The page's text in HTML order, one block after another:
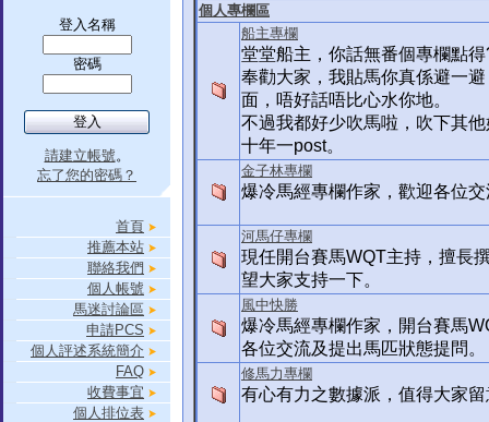
登入名稱
密碼
請建立帳號。
忘了您的密碼？
首頁
推薦本站
聯絡我們
個人帳號
馬迷討論區
申請PCS
個人評述系統簡介
FAQ
收費事宜
個人排位表
個人專欄區
船主專欄
堂堂船主，你話無番個專欄點得
奉勸大家，我貼馬你真係避一
面，唔好話唔比心水你地。
不過我都好少吹馬啦，吹下其
十年一post。
金子林專欄
爆冷馬經專欄作家，歡迎各位
河馬仔專欄
現任開台賽馬WQT主持，擅長
望大家支持一下。
風中快勝
爆冷馬經專欄作家，開台賽馬
各位交流及提出馬匹狀態提問。
修馬力專欄
有心有力之數據派，值得大家